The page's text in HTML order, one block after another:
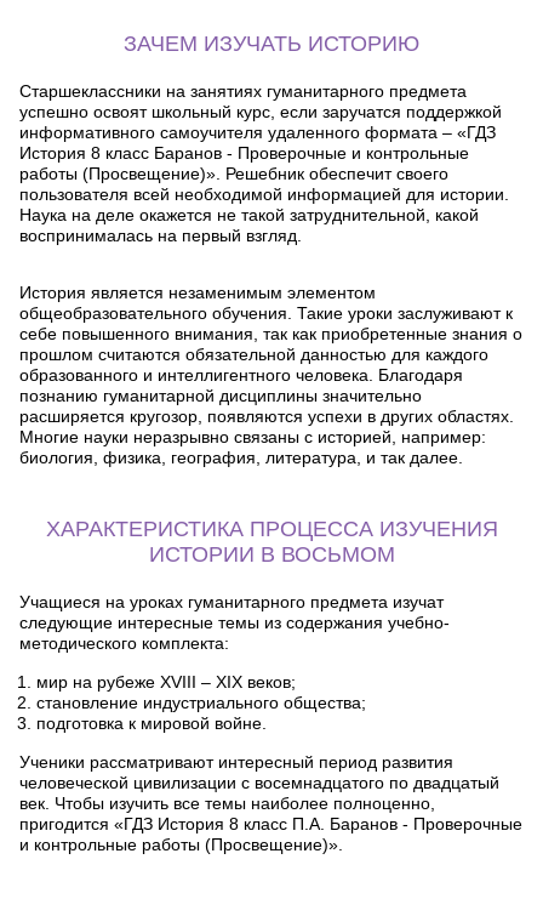
ЗАЧЕМ ИЗУЧАТЬ ИСТОРИЮ
Старшеклассники на занятиях гуманитарного предмета
успешно освоят школьный курс, если заручатся поддержкой
информативного самоучителя удаленного формата – «ГДЗ
История 8 класс Баранов - Проверочные и контрольные
работы (Просвещение)». Решебник обеспечит своего
пользователя всей необходимой информацией для истории.
Наука на деле окажется не такой затруднительной, какой
воспринималась на первый взгляд.
История является незаменимым элементом
общеобразовательного обучения. Такие уроки заслуживают к
себе повышенного внимания, так как приобретенные знания о
прошлом считаются обязательной данностью для каждого
образованного и интеллигентного человека. Благодаря
познанию гуманитарной дисциплины значительно
расширяется кругозор, появляются успехи в других областях.
Многие науки неразрывно связаны с историей, например:
биология, физика, география, литература, и так далее.
ХАРАКТЕРИСТИКА ПРОЦЕССА ИЗУЧЕНИЯ
ИСТОРИИ В ВОСЬМОМ
Учащиеся на уроках гуманитарного предмета изучат
следующие интересные темы из содержания учебно-
методического комплекта:
мир на рубеже XVIII – XIX веков;
становление индустриального общества;
подготовка к мировой войне.
Ученики рассматривают интересный период развития
человеческой цивилизации с восемнадцатого по двадцатый
век. Чтобы изучить все темы наиболее полноценно,
пригодится «ГДЗ История 8 класс П.А. Баранов - Проверочные
и контрольные работы (Просвещение)».